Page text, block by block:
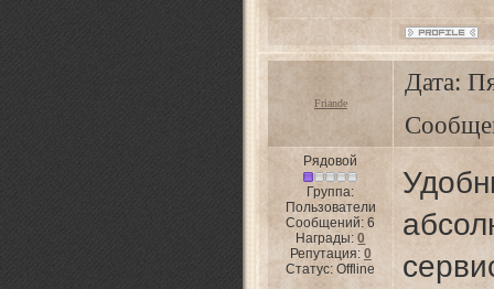
Friande
Дата:
Рядовой
Группа:
Пользователи
Сообщений:6
Награды:0
Репутация: 0
Статус:Offline